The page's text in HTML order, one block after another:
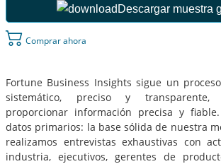
Descargar muestra
Comprar ahora
Fortune Business Insights sigue un
sistemático, preciso y transparente,
proporcionar información precisa y
datos primarios: la base sólida de nuestra
realizamos entrevistas exhaustivas con
industria, ejecutivos, gerentes de